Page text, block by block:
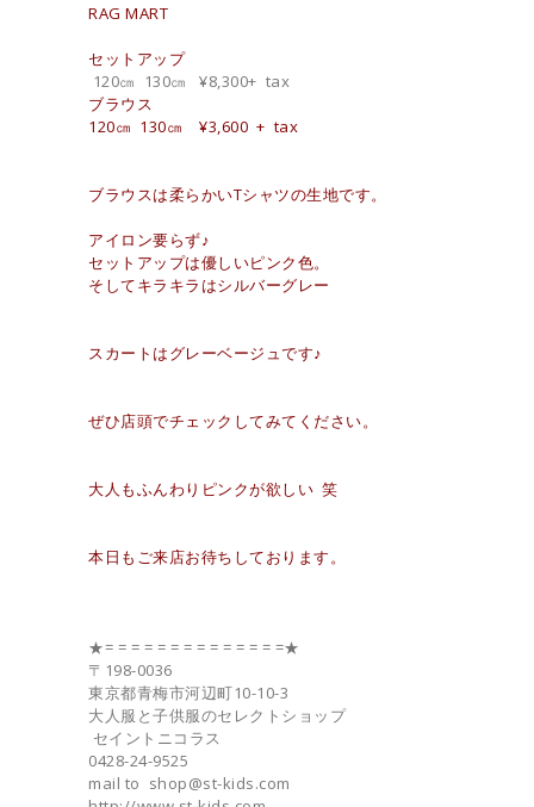
RAG MART
セットアップ
120㎝ 130㎝ ¥8,300+ tax
ブラウス
120㎝ 130㎝ ¥3,600 + tax
ブラウスは柔らかいTシャツの生地です。
アイロン要らず♪
セットアップは優しいピンク色。
そしてキラキラはシルバーグレー
スカートはグレーベージュです♪
ぜひ店頭でチェックしてみてください。
大人もふんわりピンクが欲しい 笑
本日もご来店お待ちしております。
★= = = = = = = = = = = = = =★
〒198-0036
東京都青梅市河辺町10-10-3
大人服と子供服のセレクトショップ
セイントニコラス
0428-24-9525
mail to shop@st-kids.com